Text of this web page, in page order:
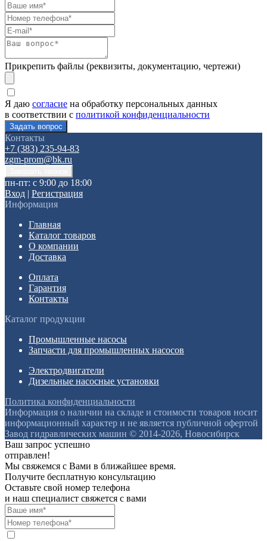
Прикрепить файлы (реквизиты, документацию, чертежи)
Я даю согласие на обработку персональных данных
в соответствии с политикой конфиденциальности
Контакты
+7 (383) 235-94-83
zgm-prom@bk.ru
пн-пт: с 9:00 до 18:00
Вход | Регистрация
Информация
Главная
Каталог товаров
О компании
Доставка
Оплата
Гарантия
Контакты
Каталог продукции
Промышленные насосы
Запчасти для промышленных насосов
Электродвигатели
Дизельные насосные установки
Политика конфиденциальности
Информация о наличии на складе и стоимости товаров носит
информационный характер и не является публичной офертой
Завод гидравлических машин © 2014-2026, Новосибирск
Ваш запрос успешно
отправлен!
Мы свяжемся с Вами в ближайшее время.
Получите бесплатную консультацию
Оставьте свой номер телефона
и наш специалист свяжется с вами